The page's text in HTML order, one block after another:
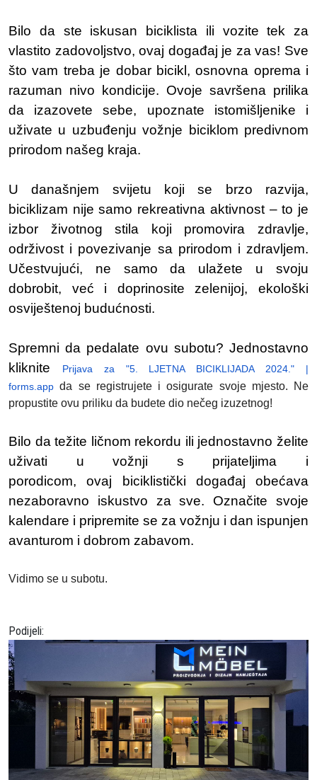
Bilo da ste iskusan biciklista ili vozite tek za
vlastito zadovoljstvo, ovaj događaj je za vas! Sve
što vam treba je dobar bicikl, osnovna oprema i
razuman nivo kondicije. Ovoje savršena prilika
da izazovete sebe, upoznate istomišljenike i
uživate u uzbuđenju vožnje biciklom predivnom
prirodom našeg kraja.
U današnjem svijetu koji se brzo razvija,
biciklizam nije samo rekreativna aktivnost – to je
izbor životnog stila koji promovira zdravlje,
održivost i povezivanje sa prirodom i zdravljem.
Učestvujući, ne samo da ulažete u svoju
dobrobit, već i doprinosite zelenijoj, ekološki
osviještenoj budućnosti.
Spremni da pedalate ovu subotu? Jednostavno
kliknite
Prijava za "5. LJETNA BICIKLIJADA 2024." |
forms.app da se registrujete i osigurate svoje mjesto. Ne
propustite ovu priliku da budete dio nečeg izuzetnog!
Bilo da težite ličnom rekordu ili jednostavno želite
uživati u vožnji s prijateljima i
porodicom, ovaj biciklistički događaj obećava
nezaboravno iskustvo za sve. Označite svoje
kalendare i pripremite se za vožnju i dan ispunjen
avanturom i dobrom zabavom.
Vidimo se u subotu.
Podijeli: